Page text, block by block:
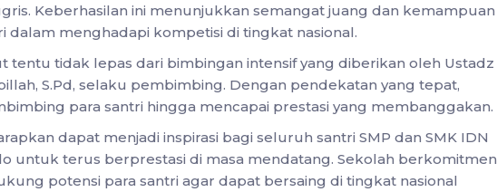
Keberhasilan ini menunjukkan semangat juang dan kemampuan
dalam menghadapi kompetisi di tingkat nasional.
tentu tidak lepas dari bimbingan intensif yang diberikan oleh Ustadz
S.Pd, selaku pembimbing. Dengan pendekatan yang tepat,
para santri hingga mencapai prestasi yang membanggakan.
dapat menjadi inspirasi bagi seluruh santri SMP dan SMK IDN
untuk terus berprestasi di masa mendatang. Sekolah berkomitmen
potensi para santri agar dapat bersaing di tingkat nasional